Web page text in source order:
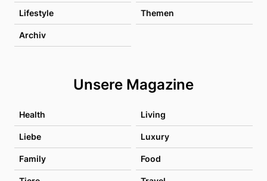
Lifestyle Themen
Archiv
Unsere Magazine
Health Living
Liebe Luxury
Family Food